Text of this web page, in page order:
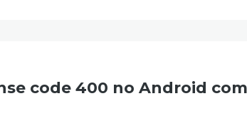
code 400 no Android